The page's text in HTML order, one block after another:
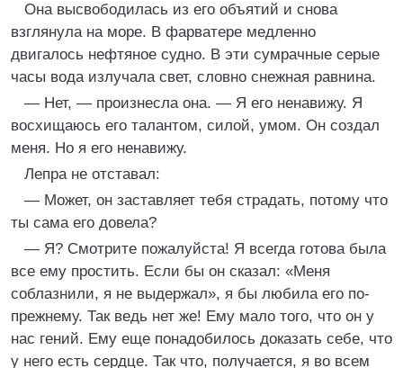
Она высвободилась из его объятий и снова
взглянула на море. В фарватере медленно
двигалось нефтяное судно. В эти сумрачные серые
часы вода излучала свет, словно снежная равнина.
— Нет, — произнесла она. — Я его ненавижу. Я
восхищаюсь его талантом, силой, умом. Он создал
меня. Но я его ненавижу.
Лепра не отставал:
— Может, он заставляет тебя страдать, потому что
ты сама его довела?
— Я? Смотрите пожалуйста! Я всегда готова была
все ему простить. Если бы он сказал: «Меня
соблазнили, я не выдержал», я бы любила его по-
прежнему. Так ведь нет же! Ему мало того, что он у
нас гений. Ему еще понадобилось доказать себе, что
у него есть сердце. Так что, получается, я во всем